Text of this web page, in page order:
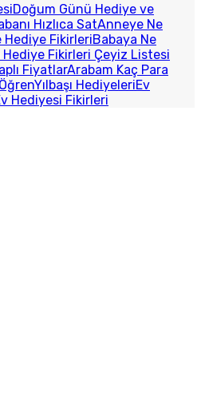
Doğum Günü Hediye ve
Hızlıca SatAnneye Ne
Hediye FikirleriBabaya Ne
Hediye Fikirleri Çeyiz Listesi
FiyatlarArabam Kaç Para
Yılbaşı HediyeleriEv
Hediyesi Fikirleri